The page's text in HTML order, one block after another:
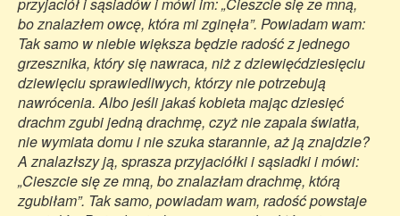
bo znalazłem owcę, która mi zginęła”. Powiadam wam:
Tak samo w niebie większa będzie radość z jednego
grzesznika, który się nawraca, niż z dziewięćdziesięciu
dziewięciu sprawiedliwych, którzy nie potrzebują
nawrócenia. Albo jeśli jakaś kobieta mając dziesięć
drachm zgubi jedną drachmę, czyż nie zapala światła,
nie wymiata domu i nie szuka starannie, aż ją znajdzie?
A znalazłszy ją, sprasza przyjaciółki i sąsiadki i mówi:
„Cieszcie się ze mną, bo znalazłam drachmę, którą
zgubiłam”. Tak samo, powiadam wam, radość powstaje